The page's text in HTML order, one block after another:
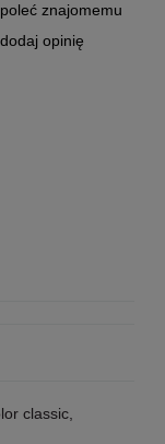
poleć znajomemu
dodaj opinię
classic,